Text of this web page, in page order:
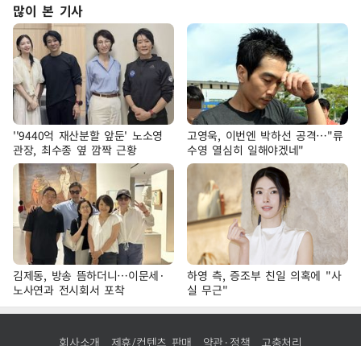
많이 본 기사
''9440억 재산분할 앞둔' 노소영
관장, 최수종 옆 깜짝 근황
고영욱, 이번엔 박하선 공격…"류
수영 열심히 일해야겠네"
김제동, 방송 뜸하더니…이문세·
노사연과 전시회서 포착
하영 측, 증조부 친일 의혹에 "사
실 무근"
회사소개 제휴/컨텐츠 판매 약관·정책 고충처리